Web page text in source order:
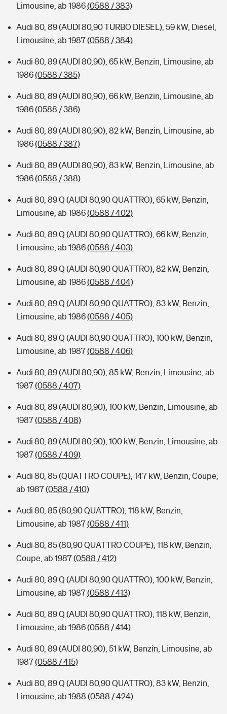
Limousine, ab 1986(0588 / 383)
Audi 80, 89 (AUDI 80,90 TURBO DIESEL), 59 kW, Diesel,
Limousine, ab 1987(0588 / 384)
Audi 80, 89 (AUDI 80,90), 65 kW, Benzin, Limousine, ab
1986(0588 / 385)
Audi 80, 89 (AUDI 80,90), 66 kW, Benzin, Limousine, ab
1986(0588 / 386)
Audi 80, 89 (AUDI 80,90), 82 kW, Benzin, Limousine, ab
1986(0588 / 387)
Audi 80, 89 (AUDI 80,90), 83 kW, Benzin, Limousine, ab
1986(0588 / 388)
Audi 80, 89 Q (AUDI 80,90 QUATTRO), 65 kW, Benzin,
Limousine, ab 1986(0588 / 402)
Audi 80, 89 Q (AUDI 80,90 QUATTRO), 66 kW, Benzin,
Limousine, ab 1986(0588 / 403)
Audi 80, 89 Q (AUDI 80,90 QUATTRO), 82 kW, Benzin,
Limousine, ab 1986(0588 / 404)
Audi 80, 89 Q (AUDI 80,90 QUATTRO), 83 kW, Benzin,
Limousine, ab 1986(0588 / 405)
Audi 80, 89 Q (AUDI 80,90 QUATTRO), 100 kW, Benzin,
Limousine, ab 1987(0588 / 406)
Audi 80, 89 (AUDI 80,90), 85 kW, Benzin, Limousine, ab
1987(0588 / 407)
Audi 80, 89 (AUDI 80,90), 100 kW, Benzin, Limousine, ab
1987(0588 / 408)
Audi 80, 89 (AUDI 80,90), 100 kW, Benzin, Limousine, ab
1987(0588 / 409)
Audi 80, 85 (QUATTRO COUPE), 147 kW, Benzin, Coupe,
ab 1987(0588 / 410)
Audi 80, 85 (80,90 QUATTRO), 118 kW, Benzin,
Limousine, ab 1987(0588 / 411)
Audi 80, 85 (80,90 QUATTRO COUPE), 118 kW, Benzin,
Coupe, ab 1987(0588 / 412)
Audi 80, 89 Q (AUDI 80,90 QUATTRO), 100 kW, Benzin,
Limousine, ab 1987(0588 / 413)
Audi 80, 89 Q (AUDI 80,90 QUATTRO), 118 kW, Benzin,
Limousine, ab 1986(0588 / 414)
Audi 80, 89 (AUDI 80,90), 51 kW, Benzin, Limousine, ab
1987(0588 / 415)
Audi 80, 89 Q (AUDI 80,90 QUATTRO), 83 kW, Benzin,
Limousine, ab 1988 (0588 / 424)